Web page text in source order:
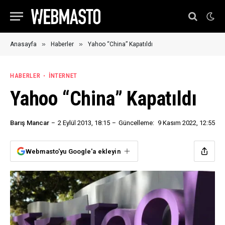
Anasayfa » Haberler » Yahoo “China” Kapatıldı
HABERLER İNTERNET
Yahoo “China” Kapatıldı
Barış Mancar 2 Eylül 2013, 18:15 Güncelleme: 9 Kasım 2022, 12:55
Webmasto'yu Google'a ekleyin